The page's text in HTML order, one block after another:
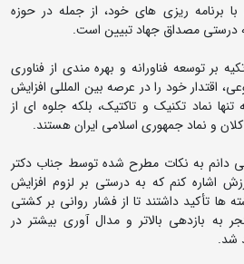
برنامه ریزی های خود، از جمله در حوزه
درستی مصداق جهاد تبیین است.
بر توسعه فناورانه و بهره مندی از فناوری
اقتدار خود را در عرصه بین المللی افزایش
نماد تکنیک و تاکتیک، بلکه جلوه ای از
و نماد جمهوری اسلامی ایران هستند.
دانم به نکات مطرح شده توسط جناب دکتر
اشاره کنم که به درستی بر لزوم افزایش
ها تأکید داشتند تا از فشار روانی بر کشتی
به بازدهی بالاتر و مدال آوری بیشتر در
شد.